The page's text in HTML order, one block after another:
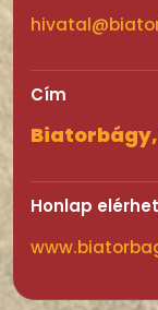
Cím
Honlap